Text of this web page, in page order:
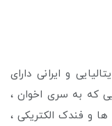
و ایرانی دارای
که به سری اخوان ،
و فندک الکتریکی ،